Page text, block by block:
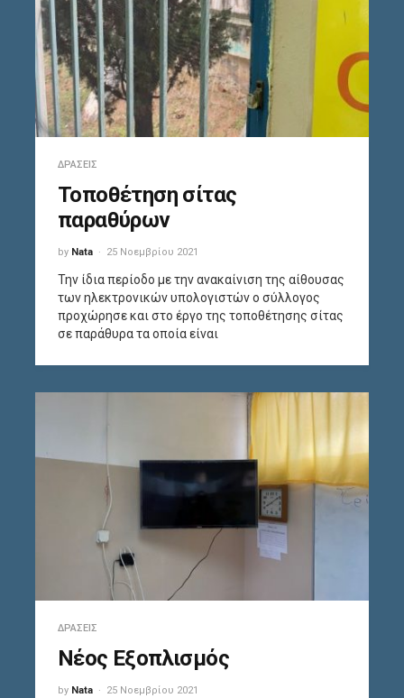
ΔΡΆΣΕΙΣ
Τοποθέτηση σίτας
παραθύρων
by Nata 25 Νοεμβρίου 2021
Την ίδια περίοδο με την ανακαίνιση της αίθουσας
των ηλεκτρονικών υπολογιστών ο σύλλογος
προχώρησε και στο έργο της τοποθέτησης σίτας
σε παράθυρα τα οποία είναι
ΔΡΆΣΕΙΣ
Νέος Εξοπλισμός
by Nata 25 Νοεμβρίου 2021